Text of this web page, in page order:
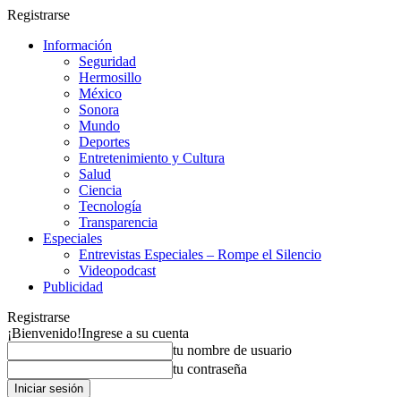
Registrarse
Información
Seguridad
Hermosillo
México
Sonora
Mundo
Deportes
Entretenimiento y Cultura
Salud
Ciencia
Tecnología
Transparencia
Especiales
Entrevistas Especiales – Rompe el Silencio
Videopodcast
Publicidad
Registrarse
¡Bienvenido!Ingrese a su cuenta
tu nombre de usuario
tu contraseña